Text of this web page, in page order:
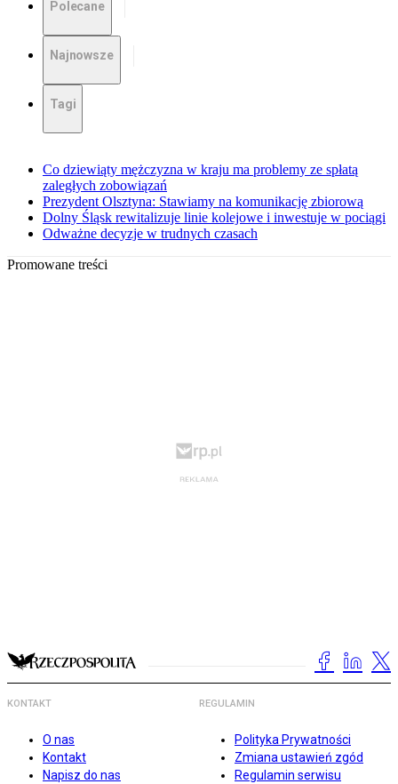
Polecane
Najnowsze
Tagi
Co dziewiąty mężczyzna w kraju ma problemy ze spłatą
zaległych zobowiązań
Prezydent Olsztyna: Stawiamy na komunikację zbiorową
Dolny Śląsk rewitalizuje linie kolejowe i inwestuje w pociągi
Odważne decyzje w trudnych czasach
Promowane treści
KONTAKT
O nas
Kontakt
Napisz do nas
REGULAMIN
Polityka Prywatności
Zmiana ustawień zgód
Regulamin serwisu